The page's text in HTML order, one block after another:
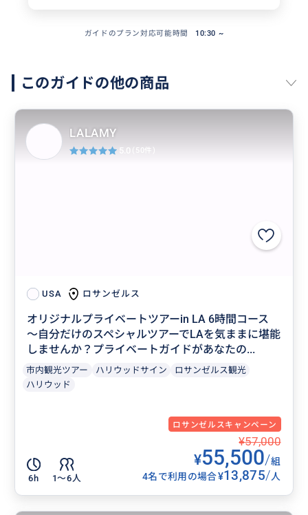
ガイドのプラン対応可能時間 10:30 ~
このガイドの他の商品
USA ロサンゼルス
オリジナルプライベートツアーin LA 6時間コース
〜自分だけのスペシャルツアーでLAを気ままに堪能
しませんか？プライベートガイドがあなたの...
市内観光ツアー ハリウッドサイン
ロサンゼルス観光
ハリウッド
ロサンゼルスキャンペーン
6h 1〜6人
¥57,000
¥55,500/組
4名で利用の場合¥13,875/人
LALAMY
5.0 (50件)